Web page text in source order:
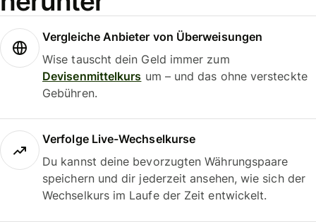
Vergleiche Anbieter von Überweisungen
Wise tauscht dein Geld immer zum
Devisenmittelkurs um – und das ohne versteckte
Gebühren.
Verfolge Live-Wechselkurse
Du kannst deine bevorzugten Währungspaare
speichern und dir jederzeit ansehen, wie sich der
Wechselkurs im Laufe der Zeit entwickelt.